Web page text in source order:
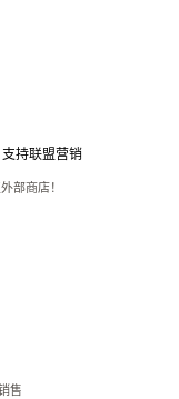
持联盟营销
部商店！
售